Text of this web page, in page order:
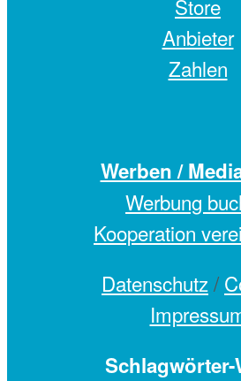
Store
Anbieter
Zahlen
Werben /
Werbung
Kooperation
Datenschutz/
Schlagwörter-